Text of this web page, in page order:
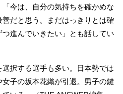
今は、自分の気持ちを確かめな
だと思う。まだはっきりとは確
進んでいきたい」とも話してい
択する選手も多い。日本勢では
子の坂本花織が引退。男子の鍵